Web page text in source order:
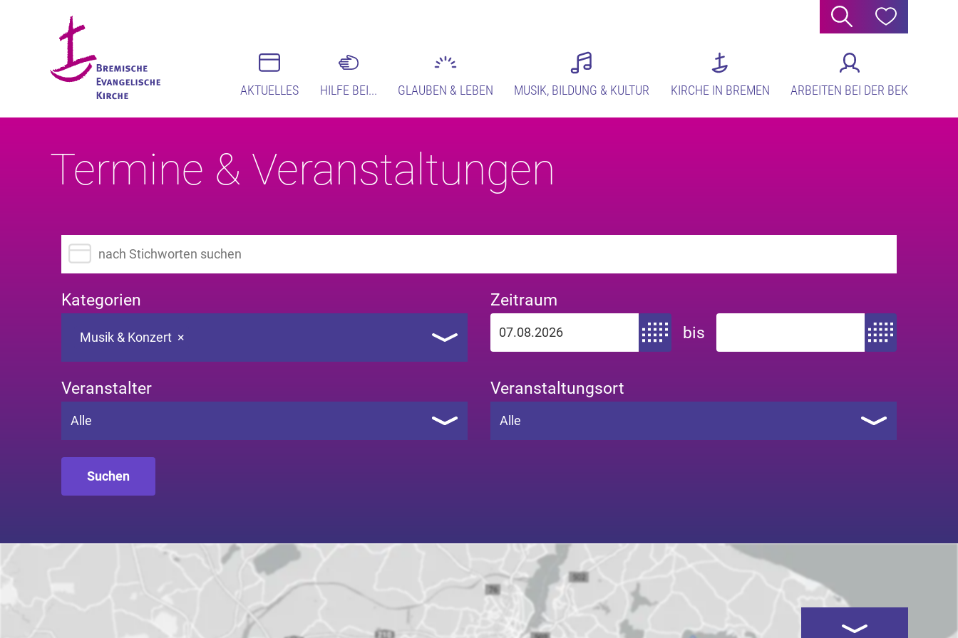
Suche Hilfe
AKTUELLES HILFE BEI... GLAUBEN & LEBEN MUSIK, BILDUNG & KULTUR KIRCHE IN BREMEN ARBEITEN BEI DER BEK
Termine & Veranstaltungen
Suchbegriff eingeben
Kategorien
×
Musik & Konzert
Zeitraum
Zeitraum von
bis Zeitraum bis
Veranstalter
Alle
Veranstaltungsort
Alle
Kartenansicht öffnen